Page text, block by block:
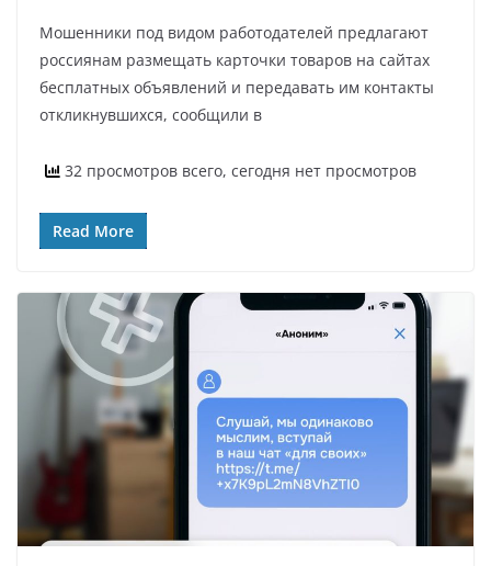
Мошенники под видом работодателей предлагают
россиянам размещать карточки товаров на сайтах
бесплатных объявлений и передавать им контакты
откликнувшихся, сообщили в
32 просмотров всего, сегодня нет просмотров
Read More